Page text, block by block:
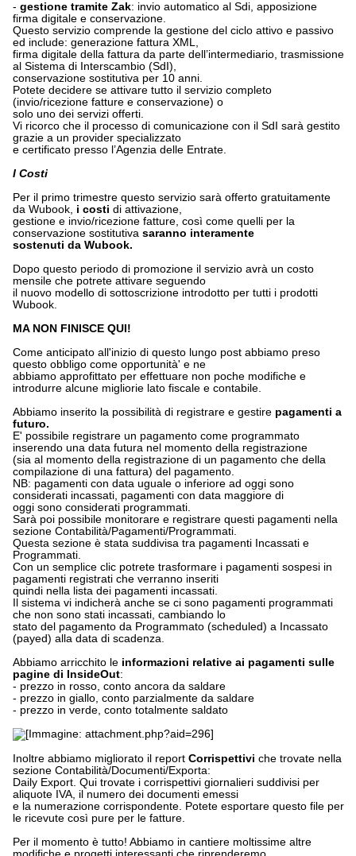
- gestione tramite Zak: invio automatico al Sdi, apposizione
firma digitale e conservazione.
Questo servizio comprende la gestione del ciclo attivo e passivo
ed include: generazione fattura XML,
firma digitale della fattura da parte dell’intermediario, trasmissione
al Sistema di Interscambio (SdI),
conservazione sostitutiva per 10 anni.
Potete decidere se attivare tutto il servizio completo
(invio/ricezione fatture e conservazione) o
solo uno dei servizi offerti.
Vi ricorco che il processo di comunicazione con il SdI sarà gestito
grazie a un provider specializzato
e certificato presso l’Agenzia delle Entrate.
I Costi
Per il primo trimestre questo servizio sarà offerto gratuitamente
da Wubook, i costi di attivazione,
gestione e invio/ricezione fatture, così come quelli per la
conservazione sostitutiva saranno interamente
sostenuti da Wubook.
Dopo questo periodo di promozione il servizio avrà un costo
mensile che potrete attivare seguendo
il nuovo modello di sottoscrizione introdotto per tutti i prodotti
Wubook.
MA NON FINISCE QUI!
Come anticipato all'inizio di questo lungo post abbiamo preso
questo obbligo come opportunità' e ne
abbiamo approfittato per effettuare non poche modifiche e
introdurre alcune migliorie lato fiscale e contabile.
Abbiamo inserito la possibilità di registrare e gestire pagamenti a
futuro.
E' possibile registrare un pagamento come programmato
inserendo una data futura nel momento della registrazione
(sia al momento della registrazione di un pagamento che della
compilazione di una fattura) del pagamento.
NB: pagamenti con data uguale o inferiore ad oggi sono
considerati incassati, pagamenti con data maggiore di
oggi sono considerati programmati.
Sarà poi possibile monitorare e registrare questi pagamenti nella
sezione Contabilità/Pagamenti/Programmati.
Questa sezione è stata suddivisa tra pagamenti Incassati e
Programmati.
Con un semplice clic potrete trasformare i pagamenti sospesi in
pagamenti registrati che verranno inseriti
quindi nella lista dei pagamenti incassati.
Il sistema vi indicherà anche se ci sono pagamenti programmati
che non sono stati incassati, cambiando lo
stato del pagamento da Programmato (scheduled) a Incassato
(payed) alla data di scadenza.
Abbiamo arricchito le informazioni relative ai pagamenti sulle
pagine di InsideOut:
- prezzo in rosso, conto ancora da saldare
- prezzo in giallo, conto parzialmente da saldare
- prezzo in verde, conto totalmente saldato
Inoltre abbiamo migliorato il report Corrispettivi che trovate nella
sezione Contabilità/Documenti/Exporta:
Daily Export. Qui trovate i corrispettivi giornalieri suddivisi per
aliquote IVA, il numero dei documenti emessi
e la numerazione corrispondente. Potete esportare questo file per
le ricevute così pure per le fatture.
Per il momento è tutto! Abbiamo in cantiere moltissime altre